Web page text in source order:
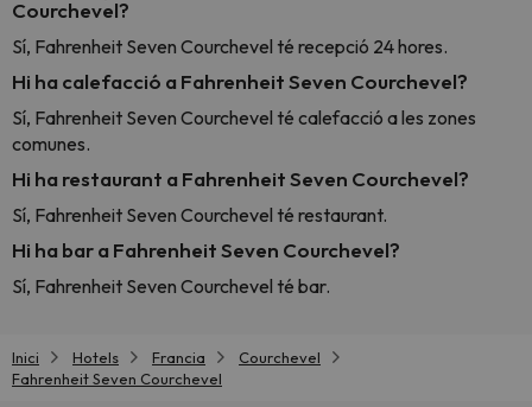
Courchevel?
Sí, Fahrenheit Seven Courchevel té recepció 24 hores.
Hi ha calefacció a Fahrenheit Seven Courchevel?
Sí, Fahrenheit Seven Courchevel té calefacció a les zones
comunes.
Hi ha restaurant a Fahrenheit Seven Courchevel?
Sí, Fahrenheit Seven Courchevel té restaurant.
Hi ha bar a Fahrenheit Seven Courchevel?
Sí, Fahrenheit Seven Courchevel té bar.
Inici Hotels Francia
Courchevel
Fahrenheit Seven Courchevel